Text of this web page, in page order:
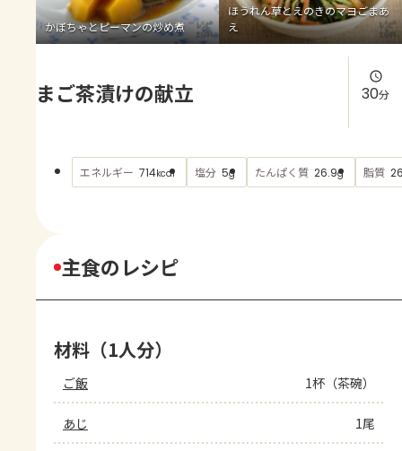
お買い物
AJINOMOTO PARK とは
かぼちゃとピーマンの炒め煮
ほうれん草とえのきのマヨごまあ
え
まご茶漬けの献立 30分
エネルギー 714kcal 塩分 5g たんぱく質 26.9g 脂質
主食のレシピ
材料（1人分）
ご飯 1杯（茶碗）
あじ 1尾